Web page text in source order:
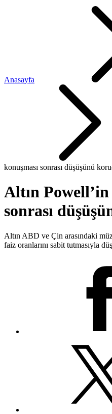
Anasayfa
konuşması sonrası düşüşünü
Altın Powell’in
sonrası
Altın ABD ve Çin arasındaki
faiz oranlarını sabit tutmasıyla